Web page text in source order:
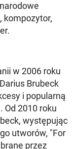
kompozytor,
w 2006 roku
Brubeck
i popularną
Od 2010 roku
występując
utworów, "For
przez